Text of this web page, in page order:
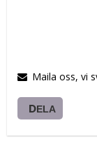
Maila oss, vi
DELA